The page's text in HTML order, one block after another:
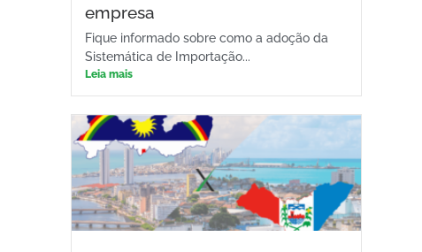
empresa
Fique informado sobre como a adoção da
Sistemática de Importação...
Leia mais